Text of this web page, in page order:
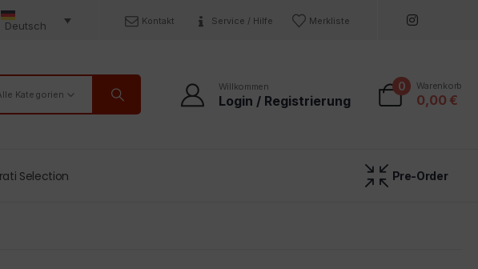
Deutsch Kontakt Service / Hilfe Merkliste
Kategorien
Willkommen
Login / Registrierung
0 Warenkorb
0,00 €
Selection Pre-Order